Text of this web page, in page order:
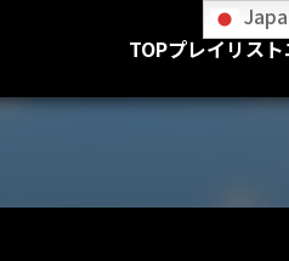
TOPプレイリスト